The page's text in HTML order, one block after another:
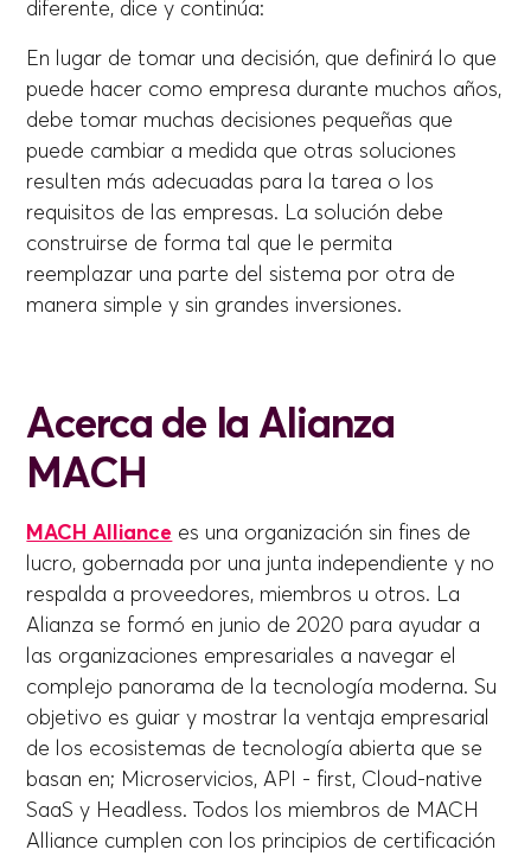
diferente, dice y continúa:
En lugar de tomar una decisión, que definirá lo que
puede hacer como empresa durante muchos años,
debe tomar muchas decisiones pequeñas que
puede cambiar a medida que otras soluciones
resulten más adecuadas para la tarea o los
requisitos de las empresas. La solución debe
construirse de forma tal que le permita
reemplazar una parte del sistema por otra de
manera simple y sin grandes inversiones.
Acerca de la Alianza
MACH
MACH Alliance es una organización sin fines de
lucro, gobernada por una junta independiente y no
respalda a proveedores, miembros u otros. La
Alianza se formó en junio de 2020 para ayudar a
las organizaciones empresariales a navegar el
complejo panorama de la tecnología moderna. Su
objetivo es guiar y mostrar la ventaja empresarial
de los ecosistemas de tecnología abierta que se
basan en; Microservicios, API - first, Cloud-native
SaaS y Headless. Todos los miembros de MACH
Alliance cumplen con los principios de certificación